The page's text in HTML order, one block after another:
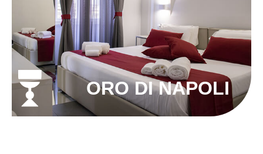
ORO DI NAPOLI